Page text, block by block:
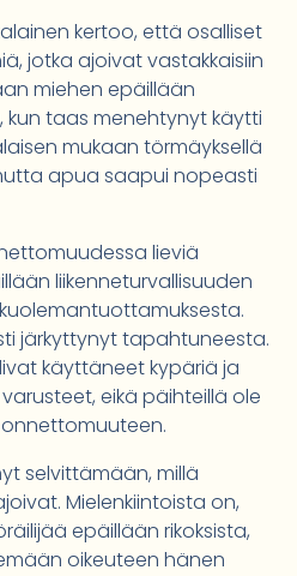
kertoo, että osalliset
jotka ajoivat vastakkaisiin
miehen epäillään
taas menehtynyt käytti
mukaan törmäyksellä
apua saapui nopeasti
lieviä
liikenneturvallisuuden
järkyttynyt tapahtuneesta.
käyttäneet kypäriä ja
eikä päihteillä ole
selvittämään, millä
Mielenkiintoista on,
epäillään rikoksista,
oikeuteen hänen